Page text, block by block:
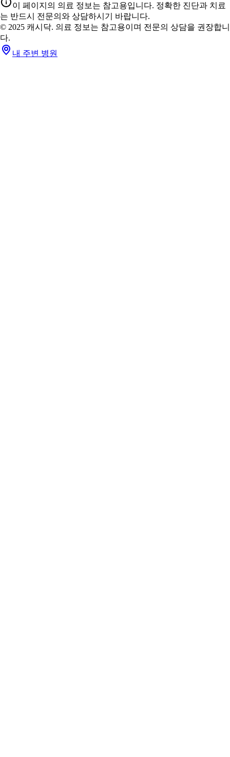
이 페이지의 의료 정보는 참고용입니다. 정확한 진단과 치료
는 반드시 전문의와 상담하시기 바랍니다.
© 2025 캐시닥. 의료 정보는 참고용이며 전문의 상담을 권장합니
다.
내 주변 병원